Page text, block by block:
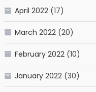
April 2022(17)
March 2022(20)
February 2022(10)
January 2022(30)